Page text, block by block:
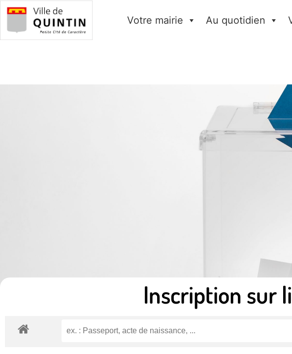
Votre mairie Au quotidien
Inscription sur